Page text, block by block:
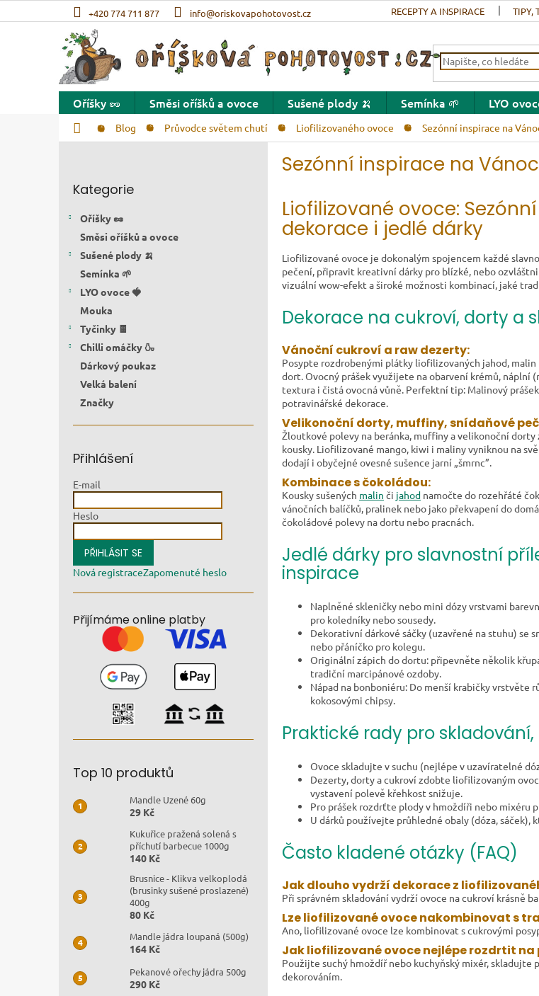
+420 774 711 877 info@oriskovapohotovost.cz RECEPTY A INSPIRACE TIPY,
Oříšky 🥜 Směsi oříšků a ovoce Sušené plody 🍌 Semínka 🌱 LYO
Domů Blog Průvodce světem chutí Liofilizovaného ovoce Sezónní inspirace na
Kategorie
Oříšky 🥜
Směsi oříšků a ovoce
Sušené plody 🍌
Semínka 🌱
LYO ovoce 🍓
Mouka
Tyčinky 🍫
Chilli omáčky 🍶
Dárkový poukaz
Velká balení
Značky
Přihlášení
E-mail
Heslo
PŘIHLÁSIT SE
Nová registraceZapomenuté heslo
Přijímáme online platby
Top 10 produktů
Mandle Uzené 60g
29 Kč
Kukuřice pražená solená s
příchutí barbecue 1000g
140 Kč
Brusnice - Klikva velkoplodá
(brusinky sušené proslazené)
400g
80 Kč
Mandle jádra loupaná (500g)
164 Kč
Pekanové ořechy jádra 500g
290 Kč
Sezónní inspirace na
Liofilizované ovoce:
dekorace i jedlé dárky
Liofilizované ovoce je dokonalým spojencem každé
pečení, připravit kreativní dárky pro blízké, nebo
vizuální wow-efekt a široké možnosti kombinací, jaké
Dekorace na cukroví, dorty a
Vánoční cukroví a raw dezerty:
Posypte rozdrobenými plátky liofilizovaných jahod,
dort. Ovocný prášek využijete na obarvení krémů, náplní
textura i čistá ovocná vůně. Perfektní tip: Malinový
potravinářské dekorace.
Velikonoční dorty, muffiny, snídaňové
Žloutkové polevy na beránka, muffiny a velikonoční
kousky. Liofilizované mango, kiwi i maliny vyniknou na
dodají i obyčejné ovesné sušence jarní „šmrnc”.
Kombinace s čokoládou:
Kousky sušených malin či jahod namočte do rozehřáté
vánočních balíčků, pralinek nebo jako překvapení do
čokoládové polevy na dortu nebo pracnách.
Jedlé dárky pro slavnostní
inspirace
Naplněné skleničky nebo mini dózy vrstvami
pro koledníky nebo sousedy.
Dekorativní dárkové sáčky (uzavřené na stuhu) se
nebo přáníčko pro kolegu.
Originální zápich do dortu: připevněte několik
tradiční marcipánové ozdoby.
Nápad na bonboniéru: Do menší krabičky vrstvěte
kokosovými chipsy.
Praktické rady pro
Ovoce skladujte v suchu (nejlépe v uzavíratelné
Dezerty, dorty a cukroví zdobte liofilizovaným
vystavení polevě křehkost snižuje.
Pro prášek rozdrťte plody v hmoždíři nebo mixéru
U dárků používejte průhledné obaly (dóza, sáček),
Často kladené otázky (FAQ)
Jak dlouho vydrží dekorace z
Při správném skladování vydrží ovoce na cukroví krásně
Lze liofilizované ovoce nakombinovat s
Ano, liofilizované ovoce lze kombinovat s cukrovými
Jak liofilizované ovoce nejlépe rozdrtit na
Použijte suchý hmoždíř nebo kuchyňský mixér,
dekorováním.